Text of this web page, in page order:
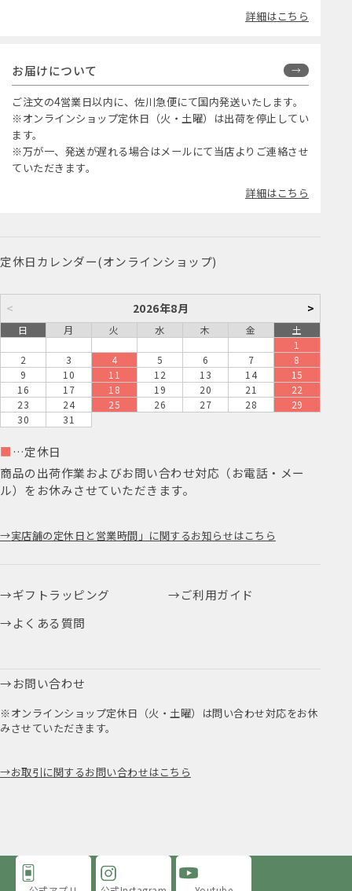
詳細はこちら
お届けについて
ご注文の4営業日以内に、佐川急便にて国内発送いたします。
※オンラインショップ定休日（火・土曜）は出荷を停止してい
ます。
※万が一、発送が遅れる場合はメールにて当店よりご連絡させ
ていただきます。
詳細はこちら
定休日カレンダー(オンラインショップ)
< 2026年8月 >
日 月 火 水 木 金
土
1
2
3 4 5 6 7
8
9
10 11 12 13 14
15
16
17 18 19 20 21
22
23
24 25 26 27 28
29
30
31
■ …定休日
商品の出荷作業およびお問い合わせ対応（お電話・メー
ル）をお休みさせていただきます。
実店舗の定休日と営業時間」に関するお知らせはこちら
ギフトラッピング
ご利用ガイド
よくある質問
お問い合わせ
※オンラインショップ定休日（火・土曜）は問い合わせ対応をお休
みさせていただきます。
お取引に関するお問い合わせはこちら